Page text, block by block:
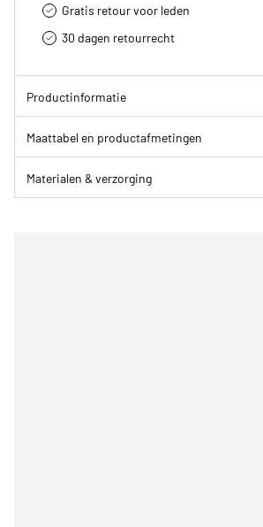
Gratis retour voor leden
30 dagen retourrecht­
Productinformatie
Maattabel en productafmetingen
Materialen & verzorging